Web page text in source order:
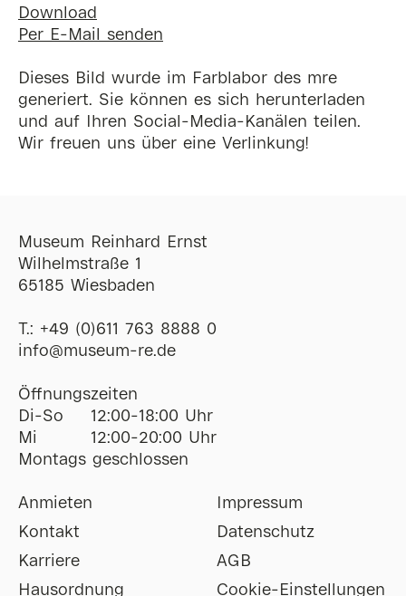
Download
Per E-Mail senden
Dieses Bild wurde im Farblabor des mre
generiert. Sie können es sich herunterladen
und auf Ihren Social-Media-Kanälen teilen.
Wir freuen uns über eine Verlinkung!
Museum Reinhard Ernst
Wilhelmstraße 1
65185 Wiesbaden
T.: +49 (0)611 763 8888 0
ofni@museum-re de
Öffnungszeiten
Di-So
12:00-18:00 Uhr
Mi
12:00-20:00 Uhr
Montags geschlossen
Anmieten
Kontakt
Karriere
Hausordnung
Impressum
Datenschutz
AGB
Cookie-Einstellungen